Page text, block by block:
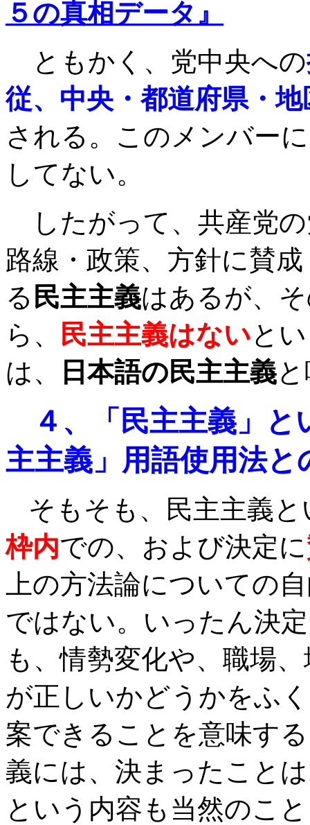
５の真相データ』
ともかく、党中央への
従、中央・都道府県・地
される。このメンバー
してない。
したがって、共産党
路線・政策、方針に賛
る 民主主義はあるが、
ら、 民主主義はないと
は、
日本語の民主主義
４、「民主主義」
主主義」用語使用法と
そもそも、民主主義
枠内での、および決定に
上の方法論についての
ではない。いったん決
も、情勢変化や、職場
が正しいかどうかをふ
案できることを意味す
義には、決まったこと
という内容も当然のこ